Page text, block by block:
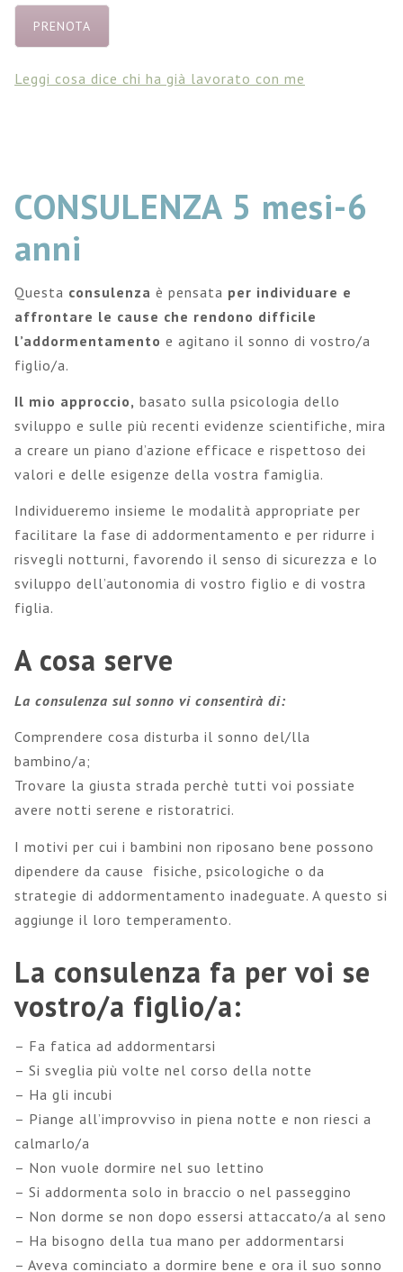
PRENOTA
Leggi cosa dice chi ha già lavorato con me
CONSULENZA 5 mesi-6
anni
Questa consulenza è pensata per individuare e
affrontare le cause che rendono difficile
l’addormentamento e agitano il sonno di vostro/a
figlio/a.
Il mio approccio, basato sulla psicologia dello
sviluppo e sulle più recenti evidenze scientifiche, mira
a creare un piano d’azione efficace e rispettoso dei
valori e delle esigenze della vostra famiglia.
Individueremo insieme le modalità appropriate per
facilitare la fase di addormentamento e per ridurre i
risvegli notturni, favorendo il senso di sicurezza e lo
sviluppo dell’autonomia di vostro figlio e di vostra
figlia.
A cosa serve
La consulenza sul sonno vi consentirà di:
Comprendere cosa disturba il sonno del/lla
bambino/a;
Trovare la giusta strada perchè tutti voi possiate
avere notti serene e ristoratrici.
I motivi per cui i bambini non riposano bene possono
dipendere da cause fisiche, psicologiche o da
strategie di addormentamento inadeguate. A questo si
aggiunge il loro temperamento.
La consulenza fa per voi se
vostro/a figlio/a:
– Fa fatica ad addormentarsi
– Si sveglia più volte nel corso della notte
– Ha gli incubi
– Piange all’improvviso in piena notte e non riesci a
calmarlo/a
– Non vuole dormire nel suo lettino
– Si addormenta solo in braccio o nel passeggino
– Non dorme se non dopo essersi attaccato/a al seno
– Ha bisogno della tua mano per addormentarsi
– Aveva cominciato a dormire bene e ora il suo sonno